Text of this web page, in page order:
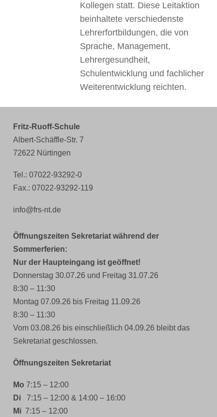
Kollegen statt. Diese Leitaktion
beinhaltete verschiedenste
Lehrerfortbildungen, die von
Sprache, Management,
Lehrergesundheit,
Schulentwicklung und fachlicher
Weiterentwicklung reichten.
Fritz-Ruoff-Schule
Albert-Schäffle-Str. 7
72622 Nürtingen
Tel.: 07022-93292-0
Fax.: 07022-93292-119
info@frs-nt.de
Öffnungszeiten Sekretariat während der
Sommerferien:
Nur der Haupteingang ist geöffnet!
Donnerstag 30.07.26 und Freitag 31.07.26
8:30 – 11:30
Montag 07.09.26 bis Freitag 11.09.26
8:30 – 11:30
Vom 03.08.26 bis einschließlich 04.09.26 bleibt das
Sekretariat geschlossen.
Öffnungszeiten Sekretariat
Mo 7:15 – 12:00
Di 7:15 – 12:00 & 14:00 – 16:00
Mi 7:15 – 12:00